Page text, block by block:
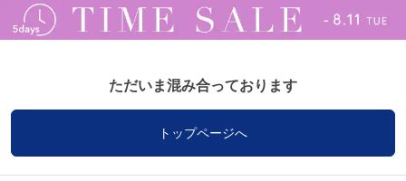
ただいま混み合っております
トップページへ